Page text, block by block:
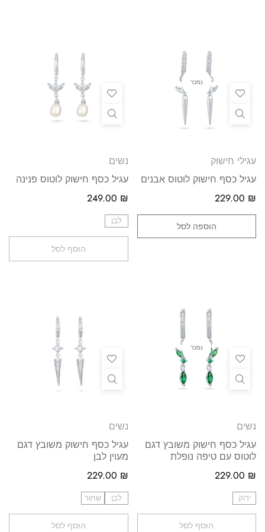
נמכר
עגילי חישוק
עגיל כסף חישוק לוטוס אבנים
229.00 ₪
הוספה לסל
נשים
עגיל כסף חישוק לוטוס פנינה
249.00 ₪
לבן
הוסף לסל
נמכר
נשים
עגיל כסף חישוק משובץ דגם
לוטוס עם טיפה נופלת
229.00 ₪
ירוק
הוסף לסל
נשים
עגיל כסף חישוק משובץ דגם
מעוין לבן
229.00 ₪
לבן שחור
הוסף לסל